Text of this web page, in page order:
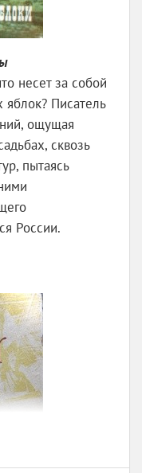
несет за собой
яблок? Писатель
ощущая
сквозь
пытаясь
России.